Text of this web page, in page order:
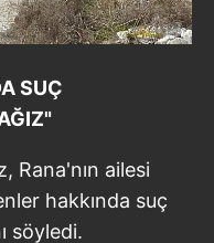
SUÇ
Rana'nın ailesi
hakkında suç
söyledi.